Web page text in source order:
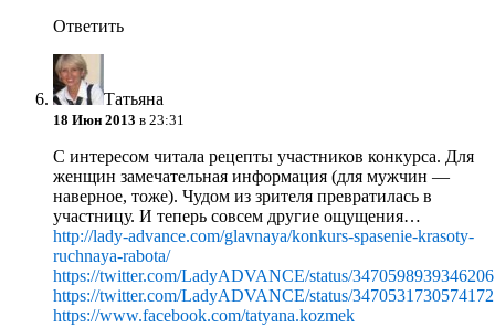
Ответить
Татьяна
18 Июн 2013 в 23:31
С интересом читала рецепты участников конкурса. Для
женщин замечательная информация (для мужчин —
наверное, тоже). Чудом из зрителя превратилась в
участницу. И теперь совсем другие ощущения…
http://lady-advance.com/glavnaya/konkurs-spasenie-krasoty-
ruchnaya-rabota/
https://twitter.com/LadyADVANCE/status/
https://twitter.com/LadyADVANCE/status/
https://www.facebook.com/tatyana.kozmek